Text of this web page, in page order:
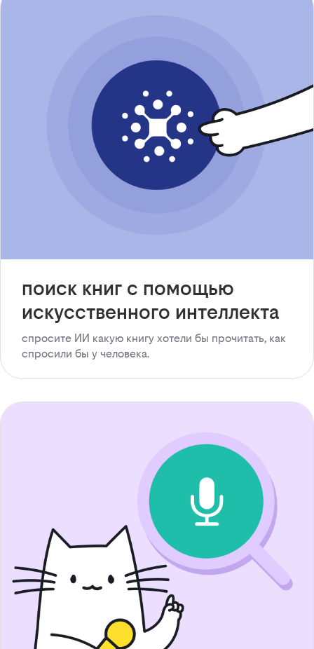
поиск книг с помощью
искусственного интеллекта
спросите ИИ какую книгу хотели бы прочитать, как
спросили бы у человека.